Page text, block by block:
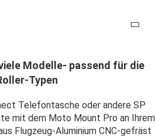
Modelle- passend für die
Typen
Telefontasche oder andere SP
mit dem Moto Mount Pro an Ihrem
Flugzeug-Aluminium CNC-gefräst